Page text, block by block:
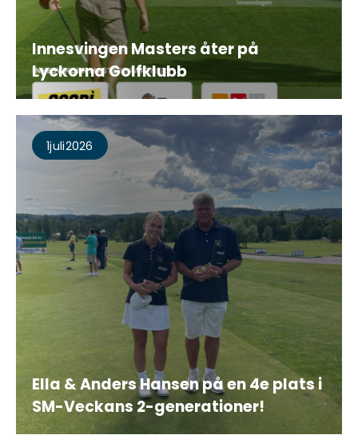
Innesvingen Masters åter på
Lyckorna Golfklubb
1Juli2026
Ella & Anders Hansen på en 4e plats i
SM-Veckans 2-generationer!